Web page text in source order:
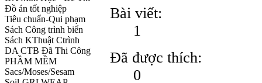
Đồ án tốt nghiệp
Tiêu chuẩn-Qui phạm
Sách Công trình biển
Sách KThuật Ctrình
DA CTB Đã Thi Công
PHẦM MỀM
Sacs/Moses/Sesam
Bài viết:
1
Đã được thích:
0